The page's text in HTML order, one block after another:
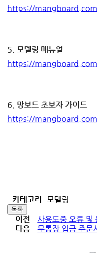
https://
5. 모델링 매뉴얼
https://
6. 망보드 초보자 가이드
https://
카테고리 모델링
목록
이전
사용도중 오류 및
다음
무통장 입금 주문